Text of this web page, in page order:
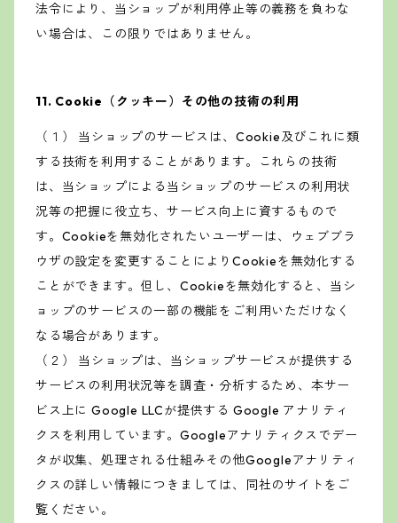
法令により、当ショップが利用停止等の義務を負わな
い場合は、この限りではありません。
11. Cookie（クッキー）その他の技術の利用
（１） 当ショップのサービスは、Cookie及びこれに類
する技術を利用することがあります。これらの技術
は、当ショップによる当ショップのサービスの利用状
況等の把握に役立ち、サービス向上に資するもので
す。Cookieを無効化されたいユーザーは、ウェブブラ
ウザの設定を変更することによりCookieを無効化する
ことができます。但し、Cookieを無効化すると、当シ
ョップのサービスの一部の機能をご利用いただけなく
なる場合があります。
（２） 当ショップは、当ショップサービスが提供する
サービスの利用状況等を調査・分析するため、本サー
ビス上に Google LLCが提供する Google アナリティ
クスを利用しています。Googleアナリティクスでデー
タが収集、処理される仕組みその他Googleアナリティ
クスの詳しい情報につきましては、同社のサイトをご
覧ください。